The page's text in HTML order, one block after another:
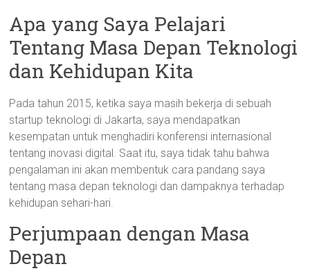
Apa yang Saya Pelajari
Tentang Masa Depan Teknologi
dan Kehidupan Kita
Pada tahun 2015, ketika saya masih bekerja di sebuah
startup teknologi di Jakarta, saya mendapatkan
kesempatan untuk menghadiri konferensi internasional
tentang inovasi digital. Saat itu, saya tidak tahu bahwa
pengalaman ini akan membentuk cara pandang saya
tentang masa depan teknologi dan dampaknya terhadap
kehidupan sehari-hari.
Perjumpaan dengan Masa
Depan